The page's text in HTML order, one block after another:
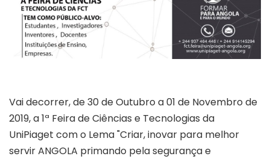
Vai decorrer, de 30 de Outubro a 01 de Novembro de
2019, a 1ª Feira de Ciências e Tecnologias da
UniPiaget com o Lema "Criar, inovar para melhor
servir ANGOLA primando pela segurança e